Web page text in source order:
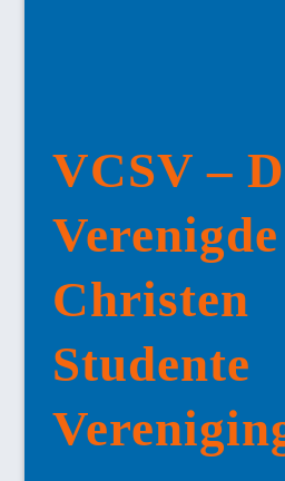
VCSV –
Verenigde
Christen
Studente